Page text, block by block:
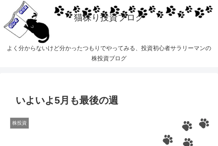
猫株り投資ブログ
よく分からないけど分かったつもりでやってみる、投資初心者サラリーマンの
株投資ブログ
いよいよ5月も最後の週
株投資